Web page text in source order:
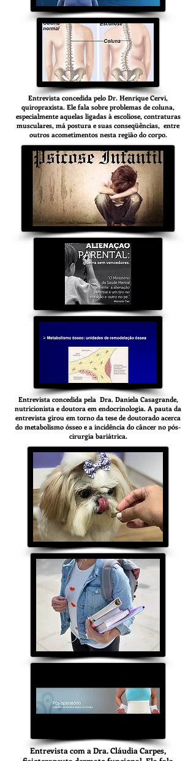
Entrevista concedida pelo Dr. Henrique Cervi,
quiropraxista. Ele fala sobre problemas de coluna,
especialmente aquelas ligadas à escoliose, contraturas
musculares, má postura e suas conseqüências, entre
outros acometimentos nesta região do corpo.
Entrevista concedida pela Dra. Daniela Casagrande,
nutricionista e doutora em endocrinologia. A pauta da
entrevista girou em torno da tese de doutorado acerca
do metabolismo ósseo e a incidência do câncer no pós-
cirurgia bariátrica.
Entrevista com a Dra. Cláudia Carpes,